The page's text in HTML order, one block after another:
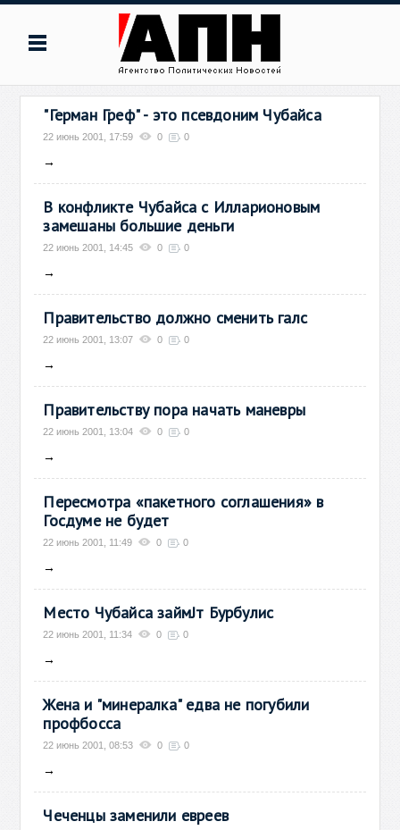
"Герман Греф" - это псевдоним Чубайса
22 июнь 2001, 17:59 0 0
→
В конфликте Чубайса с Илларионовым
замешаны большие деньги
22 июнь 2001, 14:45 0 0
→
Правительство должно сменить галс
22 июнь 2001, 13:07 0 0
→
Правительству пора начать маневры
22 июнь 2001, 13:04 0 0
→
Пересмотра «пакетного соглашения» в
Госдуме не будет
22 июнь 2001, 11:49 0 0
→
Место Чубайса займЈт Бурбулис
22 июнь 2001, 11:34 0 0
→
Жена и "минералка" едва не погубили
профбосса
22 июнь 2001, 08:53 0 0
→
Чеченцы заменили евреев